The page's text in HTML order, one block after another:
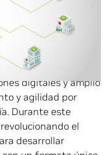
de la COVID-19,
digitales y amplió
y agilidad por
Durante este
el
desarrollar